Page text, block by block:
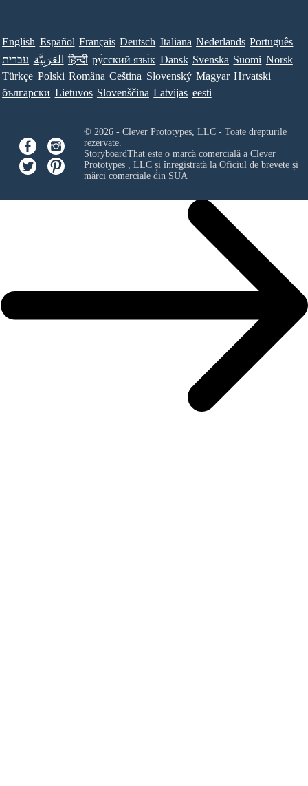
English Español Français Deutsch Italiana Nederlands Português
עברית العَرَبِيَّة हिन्दी ру́сский язы́к Dansk Svenska Suomi Norsk
Türkçe Polski Româna Ceština Slovenský Magyar Hrvatski
български Lietuvos Slovenščina Latvijas eesti
© 2026 - Clever Prototypes, LLC - Toate drepturile
rezervate.
StoryboardThat este o marcă comercială a Clever
Prototypes , LLCși înregistrată la Oficiul de brevete și
mărci comerciale din SUA